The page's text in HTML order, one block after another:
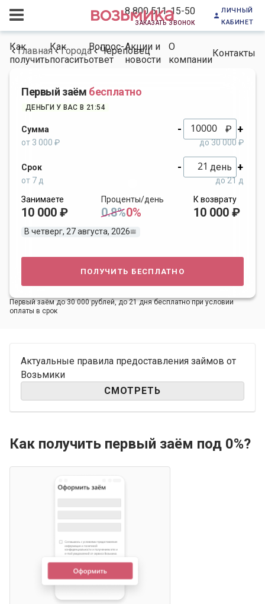
8 800 511-15-50
заказать звонок
личный
кабинет
Как
получить
Как
погасить
Вопрос-
ответ
Акции и
новости
О
компании
Контакты
Главная Города Череповец
Первый заём бесплатно
ДЕНЬГИ У ВАС В 21:54
Сумма - ₽ +
от 3 000 ₽ до 30 000 ₽
Срок - день +
от 7 д
до 21 д
Занимаете
10 000 ₽
Проценты/день
0.8%0%
К возврату
10 000 ₽
В четверг, 27 августа, 2026
получить бесплатно
Первый заём до 30 000 рублей, до 21 дня бесплатно при условии
оплаты в срок
Актуальные правила предоставления займов от
Возьмики
СМОТРЕТЬ
Как получить первый заём под 0%?